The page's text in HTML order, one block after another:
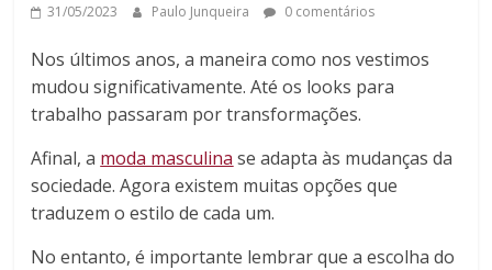
31/05/2023 Paulo Junqueira 0 comentários
Nos últimos anos, a maneira como nos vestimos
mudou significativamente. Até os looks para
trabalho passaram por transformações.
Afinal, a moda masculina se adapta às mudanças da
sociedade. Agora existem muitas opções que
traduzem o estilo de cada um.
No entanto, é importante lembrar que a escolha do